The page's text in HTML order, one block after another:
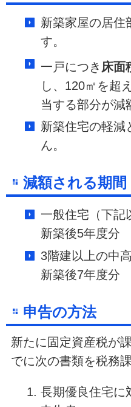
新築家屋の居住
す。
一戸につき 床面
し、120㎡を超
当する部分が減
新築住宅の軽減
ん。
減額される期間
一般住宅（下記
新築後5年度分
3階建以上の中
新築後7年度分
申告の方法
新たに固定資産税が
でに次の書類を税務
長期優良住宅に